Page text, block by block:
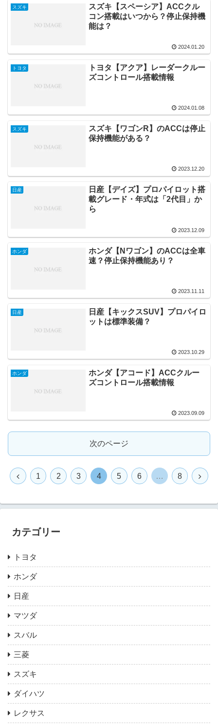
スズキ
スズキ【スペーシア】ACCクル
コン搭載はいつから？停止保持機
能は？
2024.01.20
トヨタ
トヨタ【アクア】レーダークルー
ズコントロール搭載情報
2024.01.08
スズキ
スズキ【ワゴンR】のACCは停止
保持機能がある？
2023.12.20
日産
日産【デイズ】プロパイロット搭
載グレード・年式は「2代目」か
ら
2023.12.09
ホンダ
ホンダ【Nワゴン】のACCは全車
速？停止保持機能あり？
2023.11.11
日産
日産【キックスSUV】プロパイロ
ットは標準装備？
2023.10.29
ホンダ
ホンダ【アコード】ACCクルー
ズコントロール搭載情報
2023.09.09
次のページ
1 2 3 4 5 6 … 8
カテゴリー
トヨタ
ホンダ
日産
マツダ
スバル
三菱
スズキ
ダイハツ
レクサス